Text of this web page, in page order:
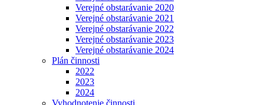
Verejné obstarávanie 2020
Verejné obstarávanie 2021
Verejné obstarávanie 2022
Verejné obstarávanie 2023
Verejné obstarávanie 2024
Plán činnosti
2022
2023
2024
Vyhodnotenie činnosti